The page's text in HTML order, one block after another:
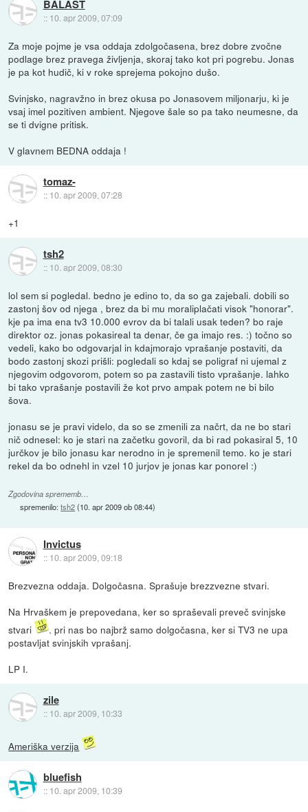
BALAST
:: 10. apr 2009, 07:09
Za moje pojme je vsa oddaja zdolgočasena, brez dobre zvočne
podlage brez pravega življenja, skoraj tako kot pri pogrebu. Jonas
je pa kot hudič, ki v roke sprejema pokojno dušo.
Svinjsko, nagravžno in brez okusa po Jonasovem miljonarju, ki je
vsaj imel pozitiven ambient. Njegove šale so pa tako neumesne, da
se ti dvigne pritisk.
V glavnem BEDNA oddaja !
tomaz-
:: 10. apr 2009, 07:28
+1
tsh2
:: 10. apr 2009, 08:30
lol sem si pogledal. bedno je edino to, da so ga zajebali. dobili so
zastonj šov od njega , brez da bi mu moraliplačati visok "honorar".
kje pa ima ena tv3 10.000 evrov da bi talali usak teden? bo raje
direktor oz. jonas pokasireal ta denar, če ga imajo res. :) točno so
vedeli, kako bo odgovarjal in kdajmorajo vprašanje postaviti, da
bodo zastonj skozi prišli: pogledali so kdaj se poligraf ni ujemal z
njegovim odgovorom, potem so pa zastavili tisto vprašanje. lahko
bi tako vprašanje postavili že kot prvo ampak potem ne bi bilo
šova.
jonasu se je pravi videlo, da so se zmenili za načrt, da ne bo stari
nič odnesel: ko je stari na začetku govoril, da bi rad pokasiral 5, 10
jurčkov je bilo jonasu kar nerodno in je spremenil temo. ko je stari
rekel da bo odnehl in vzel 10 jurjov je jonas kar ponorel :)
Zgodovina sprememb…
spremenilo:tsh2(10. apr 2009 ob 08:44)
Invictus
:: 10. apr 2009, 09:18
Brezvezna oddaja. Dolgočasna. Sprašuje brezzvezne stvari.
Na Hrvaškem je prepovedana, ker so spraševali preveč svinjske
stvari
. pri nas bo najbrž samo dolgočasna, ker si TV3 ne upa
postavljat svinjskih vprašanj.
LP I.
zile
:: 10. apr 2009, 10:33
Ameriška verzija
bluefish
:: 10. apr 2009, 10:39